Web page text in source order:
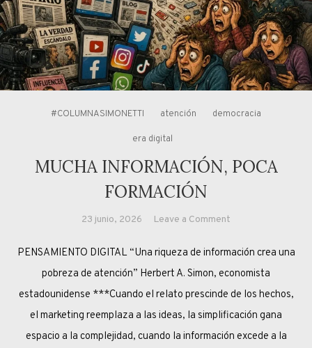
#COLUMNASIMONETTI atención democracia
era digital
MUCHA INFORMACIÓN, POCA
FORMACIÓN
23 junio, 2026 Leave a Comment
INFORMACIÓN,
POCA
FORMACIÓN
PENSAMIENTO DIGITAL “Una riqueza de información crea una
pobreza de atención” Herbert A. Simon, economista
estadounidense ***Cuando el relato prescinde de los hechos,
el marketing reemplaza a las ideas, la simplificación gana
espacio a la complejidad, cuando la información excede a la